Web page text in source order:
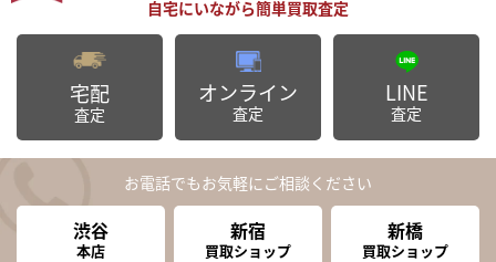
宅配
査定
オンライン
査定
LINE
査定
お電話でもお気軽にご相談ください
渋谷
本店
新宿
買取ショップ
新橋
買取ショップ